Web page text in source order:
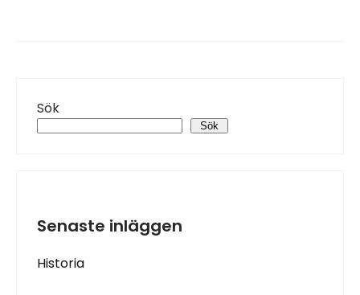
Sök
Sök
Senaste inläggen
Historia